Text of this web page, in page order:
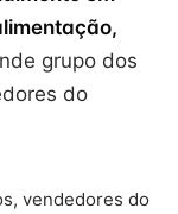
grupo dos
do
vendedores do